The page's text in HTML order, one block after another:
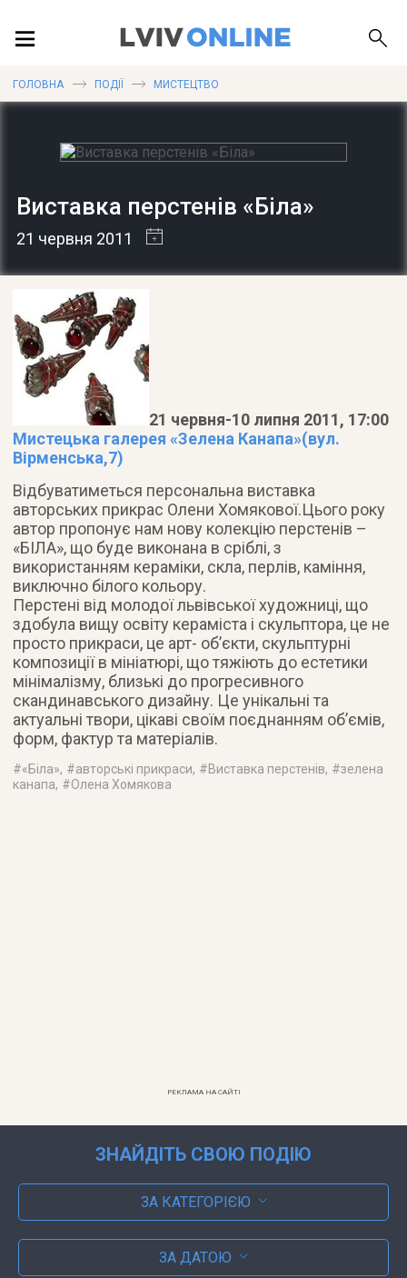
ДОВІДКА
ГОЛОВНА ПОДІЇ МИСТЕЦТВО
Виставка перстенів «Біла»
21 червня 2011
21 червня-10 липня 2011, 17:00
Мистецька галерея «Зелена Канапа»(вул.
Вірменська,7)
Відбуватиметься персональна виставка
авторських прикрас Олени Хомякової.Цього року
автор пропонує нам нову колекцію перстенів –
«БІЛА», що буде виконана в сріблі, з
використанням кераміки, скла, перлів, каміння,
виключно білого кольору.
Перстені від молодої львівської художниці, що
здобула вищу освіту кераміста і скульптора, це не
просто прикраси, це арт- об’єкти, скульптурні
композиції в мініатюрі, що тяжіють до естетики
мінімалізму, близькі до прогресивного
скандинавського дизайну. Це унікальні та
актуальні твори, цікаві своїм поєднанням об’ємів,
форм, фактур та матеріалів.
#«Біла», #авторські прикраси, #Виставка перстенів, #зелена
канапа, #Олена Хомякова
РЕКЛАМА НА САЙТІ
ЗНАЙДІТЬ СВОЮ ПОДІЮ
ЗА КАТЕГОРІЄЮ
ЗА ДАТОЮ